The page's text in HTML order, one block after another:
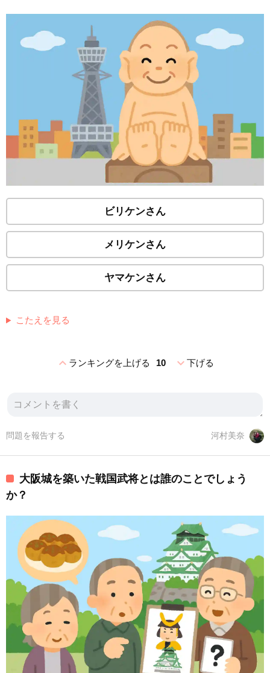
ビリケンさん
メリケンさん
ヤマケンさん
こたえを見る
expand_lessランキングを上げる 10 expand_more下げる
河村美奈
問題を報告する
大阪城を築いた戦国武将とは誰のことでしょう
か？